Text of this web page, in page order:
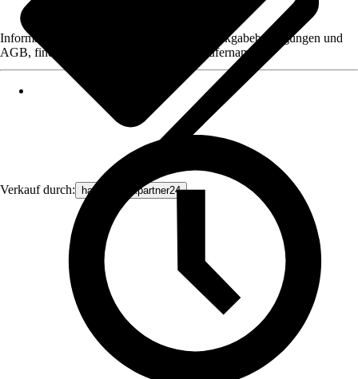
Verkauf durch: haustechnikpartner24
Informationen des Verkäufers, wie z. B. Rückgabebedingungen und
AGB, finden Sie bei Klick auf den Verkäufernamen.